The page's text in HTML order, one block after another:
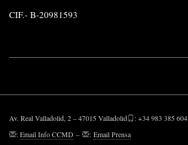
CIF.- B-20981593
Av. Real Valladolid, 2 – 47015 Valladolid
: +34 983 385 604
:Email Info CCMD – : Email Prensa